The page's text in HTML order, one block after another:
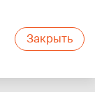
Закрыть